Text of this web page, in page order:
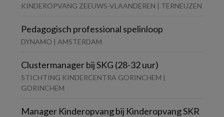
KINDEROPVANG ZEEUWS-VLAANDEREN | TERNEUZEN
Pedagogisch professional spelinloop
DYNAMO | AMSTERDAM
Clustermanager bij SKG (28-32 uur)
STICHTING KINDERCENTRA GORINCHEM |
GORINCHEM
Manager Kinderopvang bij Kinderopvang SKR